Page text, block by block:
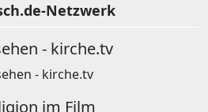
Netzwerk
- kirche.tv